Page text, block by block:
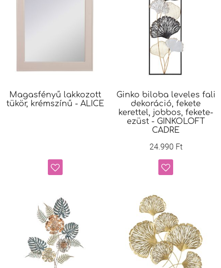
Magasfényű lakkozott
tükör, krémszínű - ALICE
Ginko biloba leveles fali
dekoráció, fekete
kerettel, jobbos, fekete-
ezüst - GINKOLOFT
CADRE
24.990 Ft